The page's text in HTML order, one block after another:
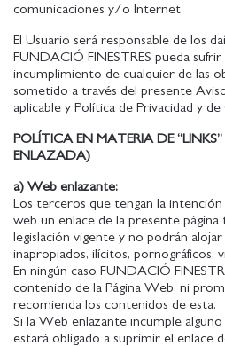
comunicaciones y/o Internet.
El Usuario será responsable de los
FUNDACIÓ FINESTRES pueda
incumplimiento de cualquier de las
sometido a través del presente
aplicable y Política de Privacidad y de
POLÍTICA EN MATERIA DE
ENLAZADA)
a) Web enlazante:
Los terceros que tengan la intención
web un enlace de la presente
legislación vigente y no podrán
inapropiados, ilícitos, pornográficos,
En ningún caso FUNDACIÓ
contenido de la Página Web, ni
recomienda los contenidos de esta.
Si la Web enlazante incumple
estará obligado a suprimir el enlace